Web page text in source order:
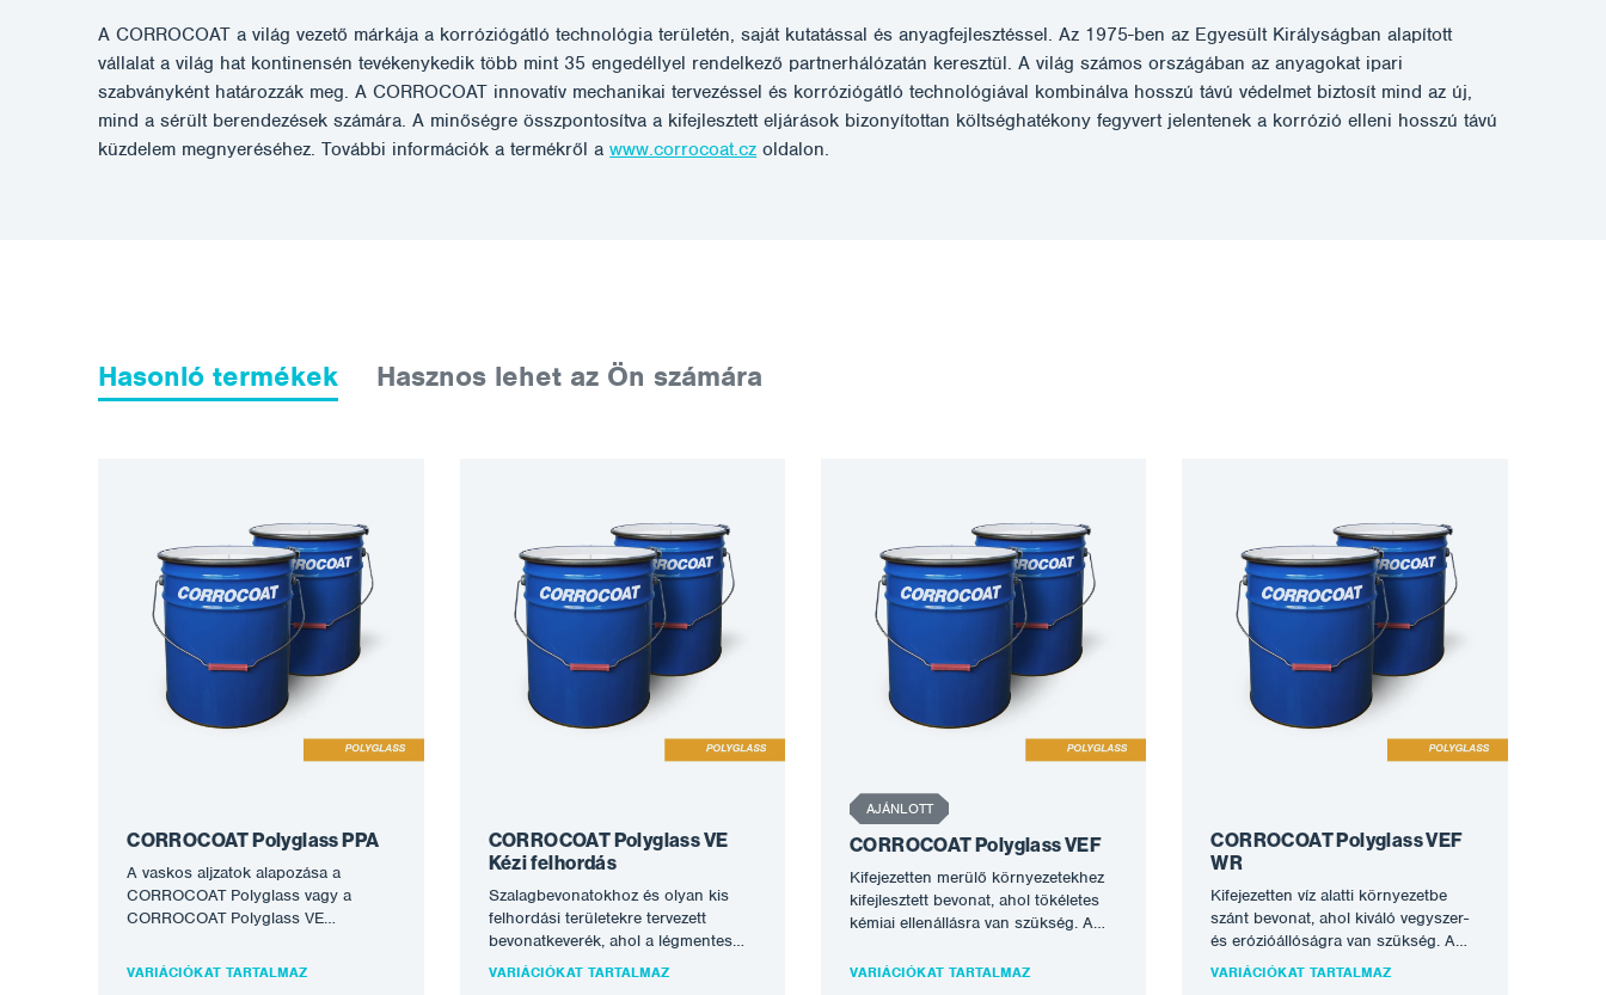
A CORROCOAT a világ vezető márkája a korróziógátló technológia területén, saját kutatással és anyagfejlesztéssel. Az 1975-ben az Egyesült Királyságban alapított
vállalat a világ hat kontinensén tevékenykedik több mint 35 engedéllyel rendelkező partnerhálózatán keresztül. A világ számos országában az anyagokat ipari
szabványként határozzák meg. A CORROCOAT innovatív mechanikai tervezéssel és korróziógátló technológiával kombinálva hosszú távú védelmet biztosít mind az új,
mind a sérült berendezések számára. A minőségre összpontosítva a kifejlesztett eljárások bizonyítottan költséghatékony fegyvert jelentenek a korrózió elleni hosszú távú
küzdelem megnyeréséhez. További információk a termékről awww.corrocoat.cz oldalon.
Hasonló termékek Hasznos lehet az Ön számára
CORROCOAT Polyglass PPA
A vaskos aljzatok alapozása a
CORROCOAT Polyglass vagy a
CORROCOAT Polyglass VE
CORROCOAT Corroglass /
VARIÁCIÓKAT TARTALMAZ
CORROCOAT Polyglass VE
Kézi felhordás
Szalagbevonatokhoz és olyan kis
felhordási területekre tervezett
bevonatkeverék, ahol a légmentes
szórásos felhordás nem
VARIÁCIÓKAT TARTALMAZ
AJÁNLOTT
CORROCOAT Polyglass VEF
Kifejezetten merülő környezetekhez
kifejlesztett bevonat, ahol tökéletes
kémiai ellenállásra van szükség. A
számos kémiai környezetben
VARIÁCIÓKAT TARTALMAZ
CORROCOAT Polyglass VEF
WR
Kifejezetten víz alatti környezetbe
szánt bevonat, ahol kiváló vegyszer-
és erózióállóságra van szükség. A
Polyglass VEF WR a pH-
VARIÁCIÓKAT TARTALMAZ